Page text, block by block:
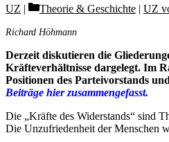
UZ Categories
Theorie & Geschichte | UZ
Richard Höhmann
Derzeit diskutieren die
Kräfteverhältnisse dargelegt. Im
Positionen des Parteivorstands
Beiträge hier zusammengefasst.
Die „Kräfte des Widerstands“ sind
Die Unzufriedenheit der Menschen